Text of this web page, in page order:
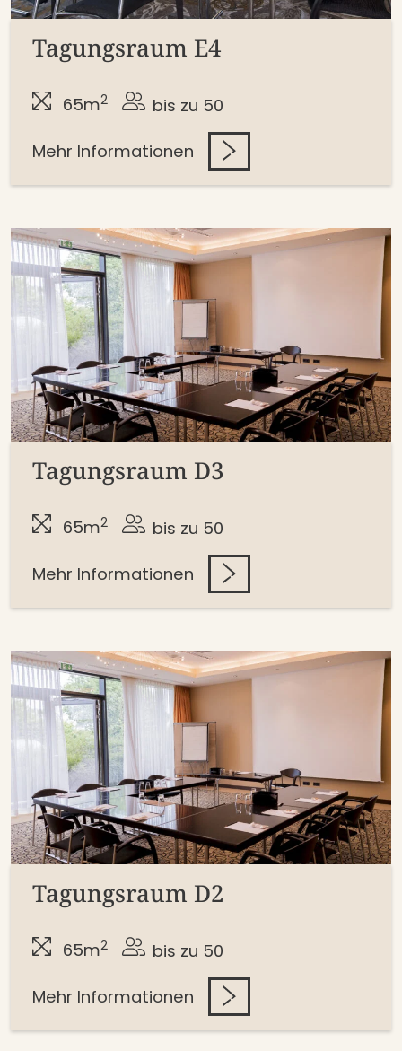
Tagungsraum E4
65m2 bis zu 50
Mehr Informationen
Tagungsraum D3
65m2 bis zu 50
Mehr Informationen
Tagungsraum D2
65m2 bis zu 50
Mehr Informationen